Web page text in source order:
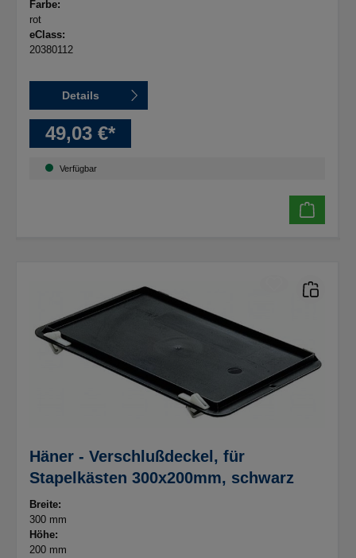
Farbe:
rot
eClass:
20380112
Details
49,03 €*
Verfügbar
Häner - Verschlußdeckel, für
Stapelkästen 300x200mm, schwarz
Breite:
300 mm
Höhe:
200 mm